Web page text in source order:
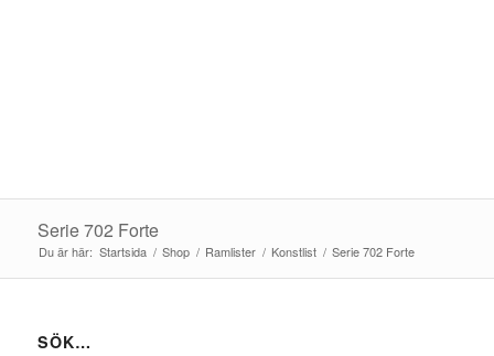
Serie 702 Forte
Du är här: Startsida / Shop / Ramlister / Konstlist / Serie 702 Forte
SÖK…